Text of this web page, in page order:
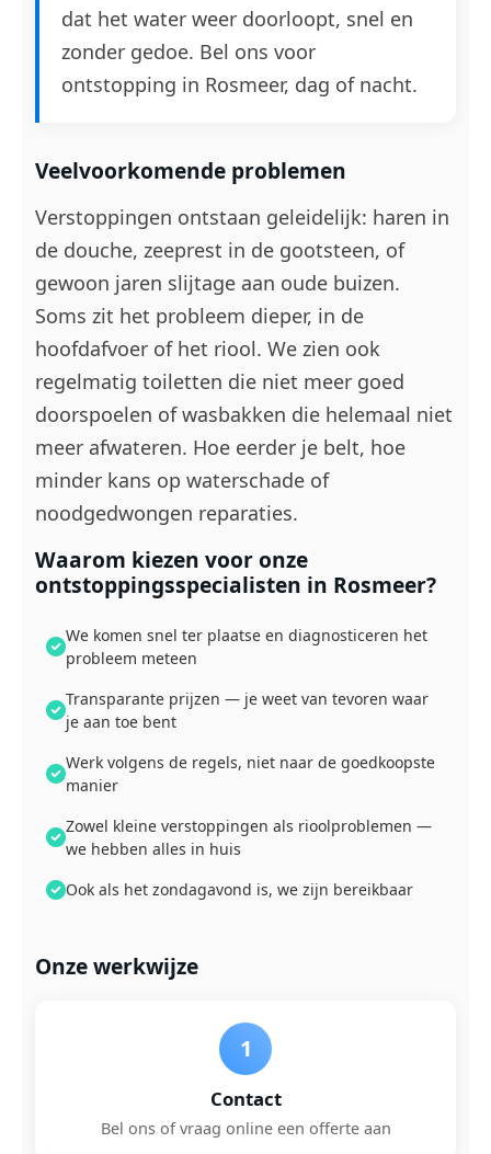
dat het water weer doorloopt, snel en
zonder gedoe. Bel ons voor
ontstopping in Rosmeer, dag of nacht.
Veelvoorkomende problemen
Verstoppingen ontstaan geleidelijk: haren in
de douche, zeeprest in de gootsteen, of
gewoon jaren slijtage aan oude buizen.
Soms zit het probleem dieper, in de
hoofdafvoer of het riool. We zien ook
regelmatig toiletten die niet meer goed
doorspoelen of wasbakken die helemaal niet
meer afwateren. Hoe eerder je belt, hoe
minder kans op waterschade of
noodgedwongen reparaties.
Waarom kiezen voor onze
ontstoppingsspecialisten in Rosmeer?
We komen snel ter plaatse en diagnosticeren het
probleem meteen
Transparante prijzen — je weet van tevoren waar
je aan toe bent
Werk volgens de regels, niet naar de goedkoopste
manier
Zowel kleine verstoppingen als rioolproblemen —
we hebben alles in huis
Ook als het zondagavond is, we zijn bereikbaar
Onze werkwijze
1
Contact
Bel ons of vraag online een offerte aan